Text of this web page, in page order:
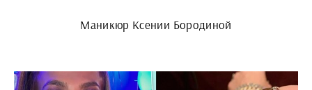
Маникюр Ксении Бородиной